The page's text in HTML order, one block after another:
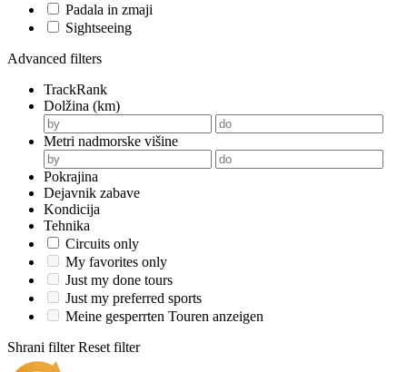
Padala in zmaji
Sightseeing
Advanced filters
TrackRank
Dolžina (km)
Metri nadmorske višine
Pokrajina
Dejavnik zabave
Kondicija
Tehnika
Circuits only
My favorites only
Just my done tours
Just my preferred sports
Meine gesperrten Touren anzeigen
Shrani filter Reset filter